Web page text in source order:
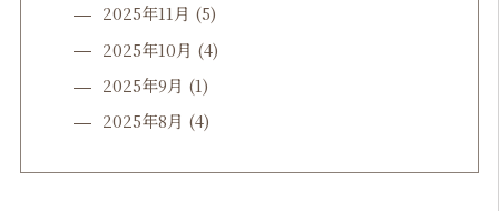
2025年11月 (5)
2025年10月 (4)
2025年9月 (1)
2025年8月 (4)